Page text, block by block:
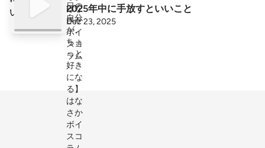
2025年中に手放すといいこと
Dec 23, 2025